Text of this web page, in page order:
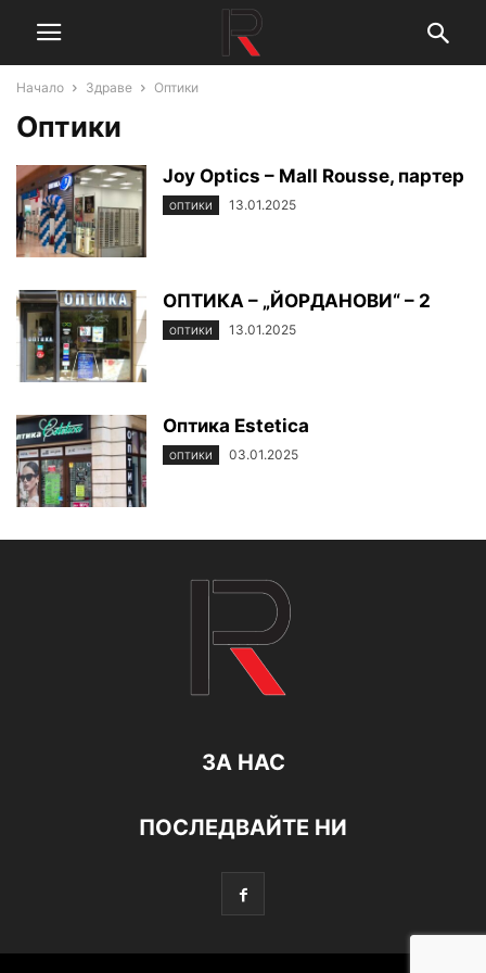
Начало Здраве Оптики
Оптики
Joy Optics – Mall Rousse, партер
ОПТИКИ 13.01.2025
ОПТИКА – „ЙОРДАНОВИ“ – 2
ОПТИКИ 13.01.2025
Оптика Estetica
ОПТИКИ 03.01.2025
ЗА НАС
ПОСЛЕДВАЙТЕ НИ